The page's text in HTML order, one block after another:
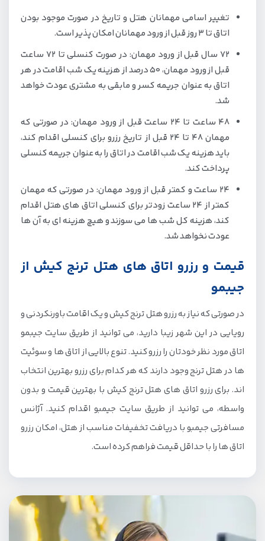
تغییر اسامی مهمانان هتل و تاریخ در صورت موجود بودن
اتاق تا 3 روز قبل از ورود مهمانان امکان پذیر است.
72 سال قبل از ورود مهمان: در صورت کنسلی تا 72 ساعت
قبل از ورود مهمان، 50 درصد از هزینه یک شب اقامت در هر
اتاق به عنوان جریمه کسر و مابقی به مشتری عودت خواهد
شد.
48 ساعت تا 24 ساعت قبل از ورود مهمان: در صورتی که
مهمان 48 تا 24 قبل از تاریخ رزرو برای کنسلی اقدام کند،
باید هزینه یک شب اقامت در اتاق را به عنوان جریمه کنسلی
پرداخت کند.
24 ساعت و کمتر قبل از ورود مهمان: در صورتی که مهمان
کمتر از 24 ساعت زودتر برای کنسلی اتاق های هتل اقدام
کند، هزینه کل شب ها می سوزند و هیچ هزینه ای به آن ها
عودت نخواهد شد.
قیمت و رزرو اتاق های هتل ترنج کیش از
جیبمو
در صورتی که نیاز به رزرو هتل ترنج کیش و یک اقامت باورنکردنی و
رویایی در این شهر زیبا دارید، می توانید از طریق سایت جیبمو
اتاق مورد نظر خودتان را رزرو کنید. تنوع بالایی از اتاق ها و سوئیت
ها در هتل ترنج وجود دارند که هر کدام برای رزرو بهترین انتخاب
اند. برای رزرو اتاق های هتل ترنج کیش با بهترین قیمت و بدون
واسطه، می توانید از طریق سایت جیمبو اقدام کنید. آژانس
مسافرتی جیمبو با دریافت تخفیفات مناسب از هتل، امکان رزرو
اتاق ها را با حداقل قیمت فراهم کرده است.